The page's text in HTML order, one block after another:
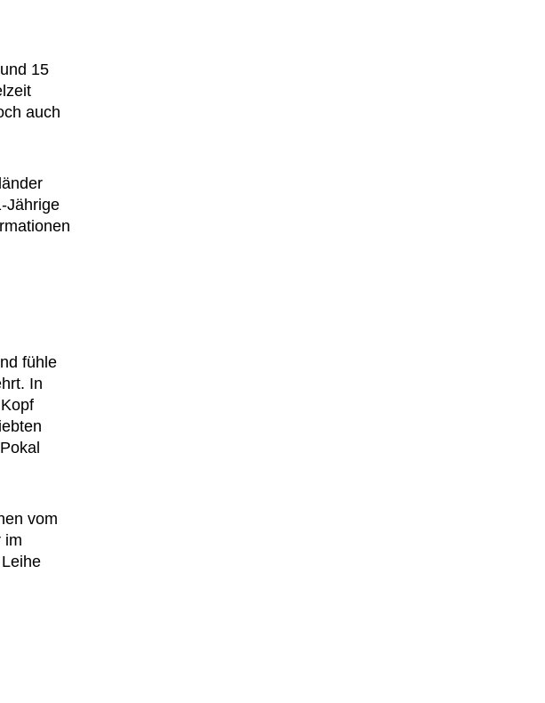
15
auch
Jährige
fühle
In
vom
im